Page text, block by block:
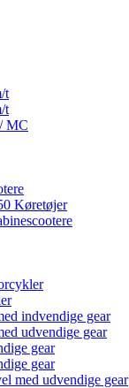
t
t
MC
Køretøjer
indvendige gear
udvendige gear
gear
gear
med udvendige gear